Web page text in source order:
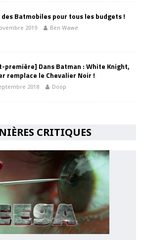
des Batmobiles pour tous les budgets !
2019 Ben Wawe
première] Dans Batman : White Knight,
remplace le Chevalier Noir !
2018 Doop
CRITIQUES